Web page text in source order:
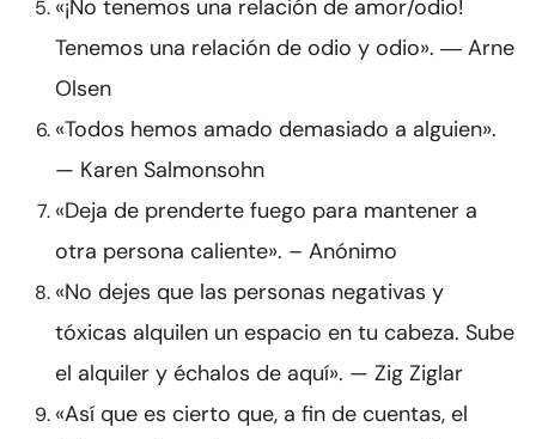
«¡No tenemos una relación de amor/odio!
Tenemos una relación de odio y odio». ― Arne
Olsen
«Todos hemos amado demasiado a alguien».
— Karen Salmonsohn
«Deja de prenderte fuego para mantener a
otra persona caliente». – Anónimo
«No dejes que las personas negativas y
tóxicas alquilen un espacio en tu cabeza. Sube
el alquiler y échalos de aquí». — Zig Ziglar
«Así que es cierto que, a fin de cuentas, el